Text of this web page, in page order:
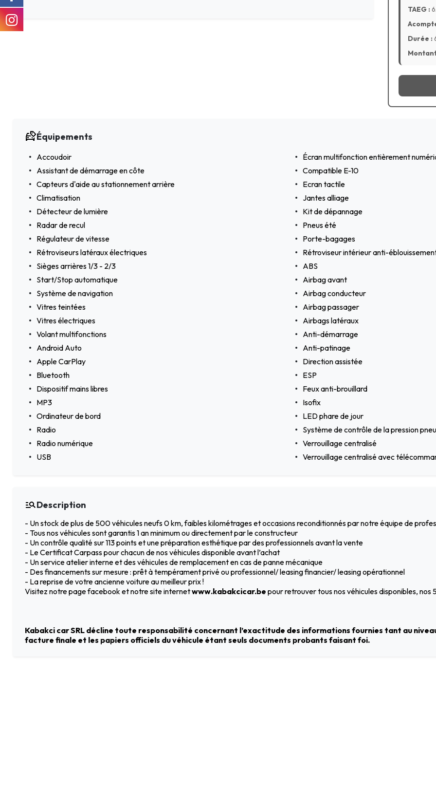
TAEG :
Durée :
Équipements
Accoudoir
Écran multifonction entièrement
Assistant de démarrage en côte
Compatible E-10
Capteurs d'aide au stationnement arrière
Ecran tactile
Climatisation
Jantes alliage
Détecteur de lumière
Kit de dépannage
Radar de recul
Pneus été
Régulateur de vitesse
Porte-bagages
Rétroviseurs latéraux électriques
Rétroviseur intérieur anti-
Sièges arrières 1/3 - 2/3
ABS
Start/Stop automatique
Airbag avant
Système de navigation
Airbag conducteur
Vitres teintées
Airbag passager
Vitres électriques
Airbags latéraux
Volant multifonctions
Anti-démarrage
Android Auto
Anti-patinage
Apple CarPlay
Direction assistée
Bluetooth
ESP
Dispositif mains libres
Feux anti-brouillard
MP3
Isofix
Ordinateur de bord
LED phare de jour
Radio
Système de contrôle de la pression
Radio numérique
Verrouillage centralisé
USB
Verrouillage centralisé avec
Description
- Un stock de plus de 500 véhicules neufs 0 km, faibles kilométrages et occasions reconditionnés par notre équipe de
- Tous nos véhicules sont garantis 1 an minimum ou directement par le constructeur
- Un contrôle qualité sur 113 points et une préparation esthétique par des professionnels avant la vente
- Le Certificat Carpass pour chacun de nos véhicules disponible avant l’achat
- Un service atelier interne et des véhicules de remplacement en cas de panne mécanique
- Des financements sur mesure : prêt à tempérament privé ou professionnel/ leasing financier/ leasing opérationnel
- La reprise de votre ancienne voiture au meilleur prix !
Visitez notre page facebook et notre site internetwww.kabakcicar.be pour retrouver tous nos véhicules disponibles,
Kabakci car SRL décline toute responsabilité concernant l’exactitude des informations fournies tant au
facture finale et les papiers officiels du véhicule étant seuls documents probants faisant foi.